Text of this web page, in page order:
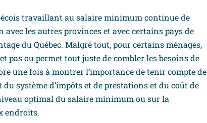
travaillant au salaire minimum continue de
avec les autres provinces et avec certains pays de
du Québec. Malgré tout, pour certains ménages,
pas ou permet tout juste de combler les besoins de
une fois à montrer l’importance de tenir compte de
système d’impôts et de prestations et du coût de
optimal du salaire minimum ou sur la
endroits.